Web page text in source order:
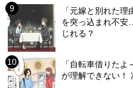
「元嫁と別れた
を突っ込まれ不安
じれる？
「自転車借りた
が理解できない！